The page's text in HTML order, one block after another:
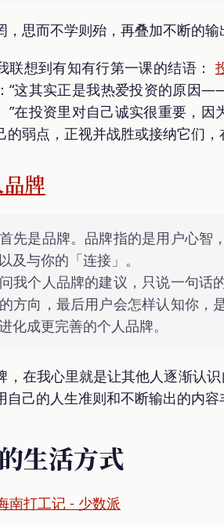
，思而不学则殆，再叠加不断的输
联想到有知有行第一课的结语：
“这其实正是我热爱投资的原因
”在投资里对自己诚实很重要，
的弱点，正视并战胜或接纳它们，
牌
先是品牌。品牌指的是用户心智
及与你的「连接」。
我个人品牌的建议，只说一句话
方向，最后用户会怎样认知你，
化成更完善的个人品牌。
，在我心里就是让其他人逐渐认
自己的人生准则和不断输出的内容
生活方式
南打工记 - 少数派